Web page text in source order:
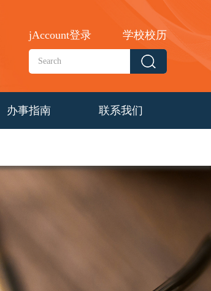
jAccount登录 学校校历
办事指南 联系我们